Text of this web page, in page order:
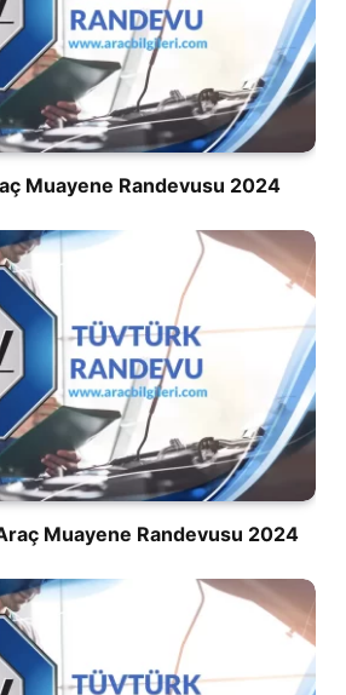
Muayene Randevusu 2024
Muayene Randevusu 2024